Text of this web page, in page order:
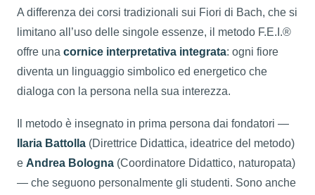
A differenza dei corsi tradizionali sui Fiori di Bach, che si
limitano all’uso delle singole essenze, il metodo F.E.I.®
offre una cornice interpretativa integrata: ogni fiore
diventa un linguaggio simbolico ed energetico che
dialoga con la persona nella sua interezza.
Il metodo è insegnato in prima persona dai fondatori —
Ilaria Battolla (Direttrice Didattica, ideatrice del metodo)
e Andrea Bologna (Coordinatore Didattico, naturopata)
— che seguono personalmente gli studenti. Sono anche